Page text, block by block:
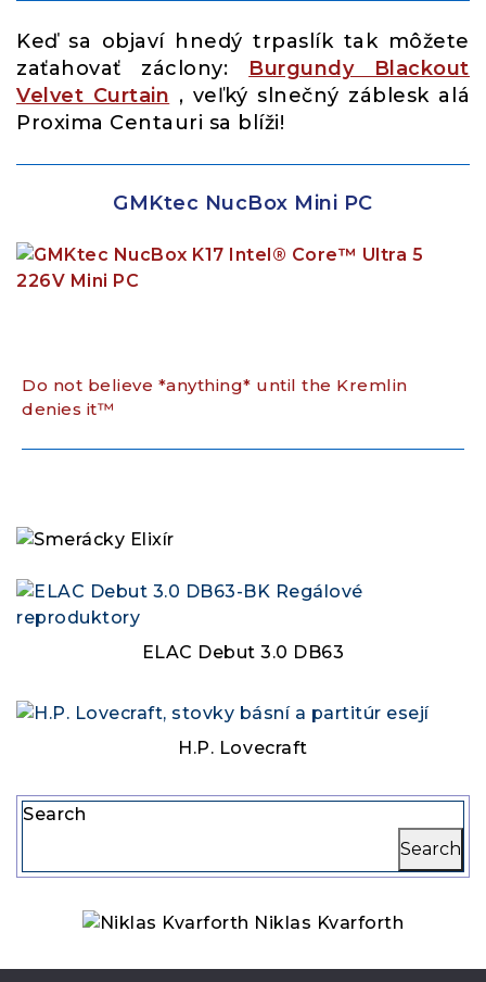
Keď sa objaví hnedý trpaslík tak môžete
zaťahovať záclony: Burgundy Blackout
Velvet Curtain , veľký slnečný záblesk alá
Proxima Centauri sa blíži!
GMKtec NucBox Mini PC
Do not believe *anything* until the Kremlin
denies it™
ELAC Debut 3.0 DB63
H.P. Lovecraft
Search
Search
Niklas Kvarforth